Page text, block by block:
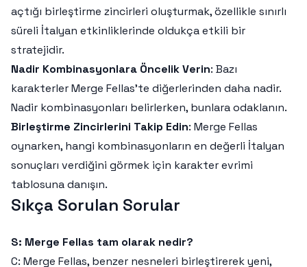
açtığı birleştirme zincirleri oluşturmak, özellikle sınırlı
süreli İtalyan etkinliklerinde oldukça etkili bir
stratejidir.
Nadir Kombinasyonlara Öncelik Verin: Bazı
karakterler Merge Fellas’te diğerlerinden daha nadir.
Nadir kombinasyonları belirlerken, bunlara odaklanın.
Birleştirme Zincirlerini Takip Edin: Merge Fellas
oynarken, hangi kombinasyonların en değerli İtalyan
sonuçları verdiğini görmek için karakter evrimi
tablosuna danışın.
Sıkça Sorulan Sorular
S: Merge Fellas tam olarak nedir?
C: Merge Fellas, benzer nesneleri birleştirerek yeni,